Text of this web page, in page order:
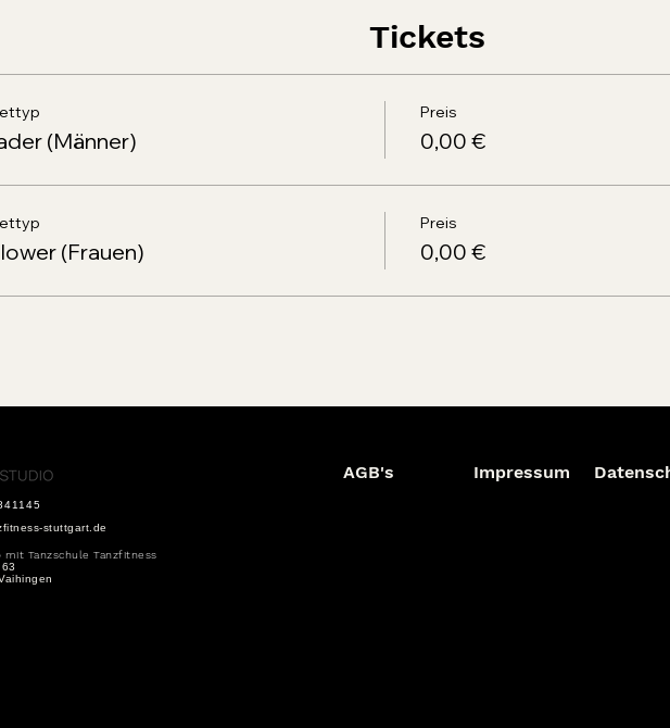
Tickets
(Männer)
Preis
0,00 €
(Frauen)
Preis
0,00 €
AGB's Impressum
stuttgart.de
mit Tanzschule Tanzfitness